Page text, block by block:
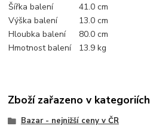
Šířka balení
41.0 cm
Výška balení
13.0 cm
Hloubka balení
80.0 cm
Hmotnost balení
13.9 kg
Zboží zařazeno v kategoriích
Bazar - nejnižší ceny v ČR